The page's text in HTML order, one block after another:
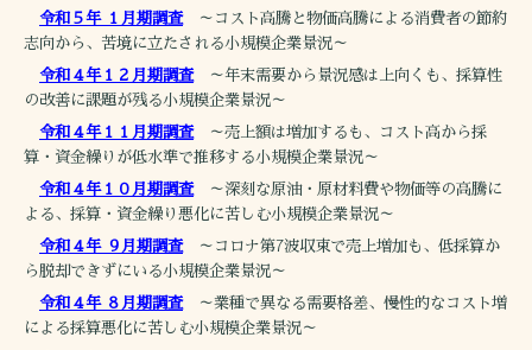
令和５年 １月期調査～コスト高騰と物価高騰による消費者の節約
志向から、苦境に立たされる小規模企業景況～
令和４年１２月期調査～年末需要から景況感は上向くも、採算性
の改善に課題が残る小規模企業景況～
令和４年１１月期調査～売上額は増加するも、コスト高から採
算・資金繰りが低水準で推移する小規模企業景況～
令和４年１０月期調査～深刻な原油・原材料費や物価等の高騰に
よる、採算・資金繰り悪化に苦しむ小規模企業景況～
令和４年 ９月期調査～コロナ第7波収束で売上増加も、低採算か
ら脱却できずにいる小規模企業景況～
令和４年 ８月期調査～業種で異なる需要格差、慢性的なコスト増
による採算悪化に苦しむ小規模企業景況～